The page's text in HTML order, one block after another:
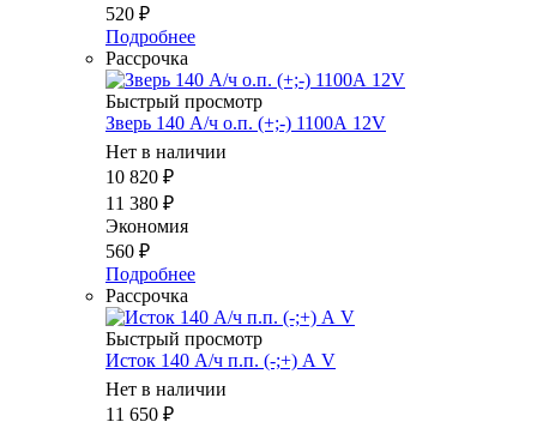
520 ₽
Подробнее
Рассрочка
Быстрый просмотр
Зверь 140 А/ч о.п. (+;-) 1100А 12V
Нет в наличии
10 820 ₽
11 380 ₽
Экономия
560 ₽
Подробнее
Рассрочка
Быстрый просмотр
Исток 140 А/ч п.п. (-;+) А V
Нет в наличии
11 650 ₽